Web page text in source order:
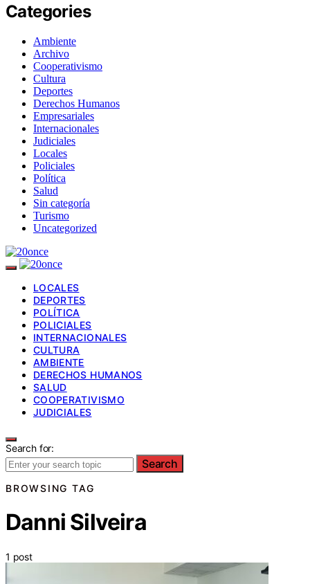
Categories
Ambiente
Archivo
Cooperativismo
Cultura
Deportes
Derechos Humanos
Empresariales
Internacionales
Judiciales
Locales
Policiales
Política
Salud
Sin categoría
Turismo
Uncategorized
LOCALES
DEPORTES
POLÍTICA
POLICIALES
INTERNACIONALES
CULTURA
AMBIENTE
DERECHOS HUMANOS
SALUD
COOPERATIVISMO
JUDICIALES
Search for:
Search
BROWSING TAG
Danni Silveira
1 post